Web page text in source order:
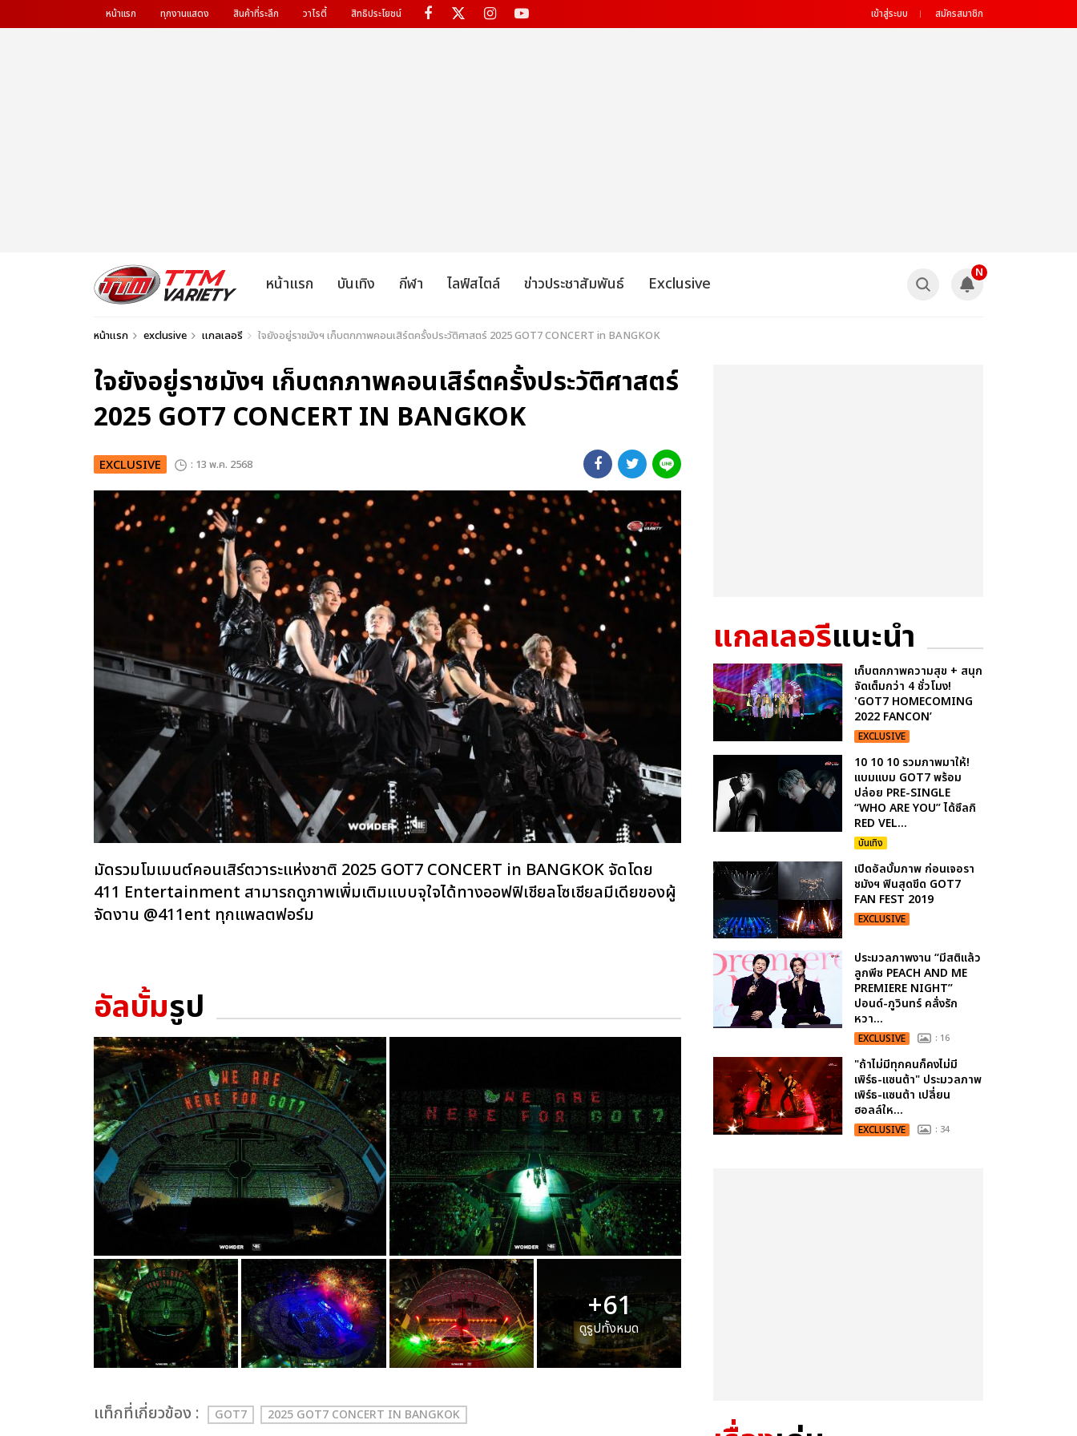
หน้าแรก ทุกงานแสดง สินค้าที่ระลึก วาไรตี้ สิทธิประโยชน์ เข้าสู่ระบบ สมัครสมาชิก
หน้าแรก บันเทิง กีฬา ไลฟ์สไตล์ ข่าวประชาสัมพันธ์ Exclusive
N
หน้าแรก exclusive แกลเลอรี ใจยังอยู่ราชมังฯ เก็บตกภาพคอนเสิร์ตครั้งประวัติศาสตร์ 2025 GOT7 CONCERT in BANGKOK
ใจยังอยู่ราชมังฯ เก็บตกภาพคอนเสิร์ตครั้งประวัติศาสตร์
2025 GOT7 CONCERT IN BANGKOK
EXCLUSIVE : 13 พ.ค. 2568
มัดรวมโมเมนต์คอนเสิร์ตวาระแห่งชาติ 2025 GOT7 CONCERT in BANGKOK จัดโดย
411 Entertainment สามารถดูภาพเพิ่มเติมแบบจุใจได้ทางออฟฟิเชียลโซเชียลมีเดียของผู้
จัดงาน @411ent ทุกแพลตฟอร์ม
อัลบั้มรูป
+61
ดูรูปทั้งหมด
เเท็กที่เกี่ยวข้อง : GOT7 2025 GOT7 CONCERT IN BANGKOK
แกลเลอรีแนะนำ
เก็บตกภาพความสุข + สนุก
จัดเต็มกว่า 4 ชั่วโมง!
'GOT7 HOMECOMING
2022 FANCON’
EXCLUSIVE
10 10 10 รวมภาพมาให้!
แบมแบม GOT7 พร้อม
ปล่อย PRE-SINGLE
“WHO ARE YOU” ได้ซึลกิ
RED VEL...
บันเทิง
เปิดอัลบั้มภาพ ก่อนเจอรา
ชมังฯ ฟินสุดขีด GOT7
FAN FEST 2019
EXCLUSIVE
ประมวลภาพงาน “มีสติแล้ว
ลูกพีช PEACH AND ME
PREMIERE NIGHT”
ปอนด์-ภูวินทร์ คลั่งรัก
หวา...
EXCLUSIVE : 16
"ถ้าไม่มีทุกคนก็คงไม่มี
เพิร์ธ-แซนต้า" ประมวลภาพ
เพิร์ธ-แซนต้า เปลี่ยน
ฮอลล์ให...
EXCLUSIVE : 34